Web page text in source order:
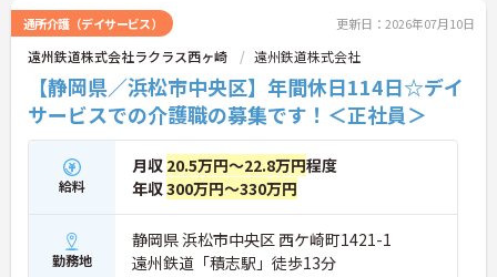
通所介護（デイサービス） 更新日：2026年07月10日
遠州鉄道株式会社ラクラス西ヶ崎 遠州鉄道株式会社
【静岡県／浜松市中央区】年間休日114日☆デイ
サービスでの介護職の募集です！＜正社員＞
給料
月収 20.5万円～22.8万円程度
年収300万円～330万円
勤務地
静岡県 浜松市中央区 西ケ崎町1421-1
遠州鉄道「積志駅」徒歩13分